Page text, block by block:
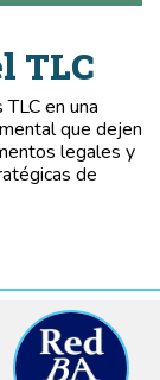
TLC
en una
que dejen
legales y
de